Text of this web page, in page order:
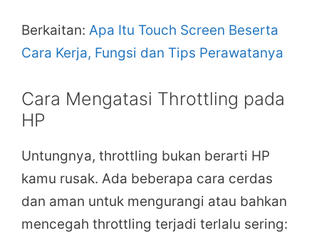
Berkaitan: Apa Itu Touch Screen Beserta
Cara Kerja, Fungsi dan Tips Perawatanya
Cara Mengatasi Throttling pada
HP
Untungnya, throttling bukan berarti HP
kamu rusak. Ada beberapa cara cerdas
dan aman untuk mengurangi atau bahkan
mencegah throttling terjadi terlalu sering: